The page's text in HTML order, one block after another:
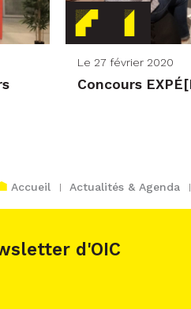
Le 27 février 2020
Concours
Accueil Actualités & Agenda
d'OIC